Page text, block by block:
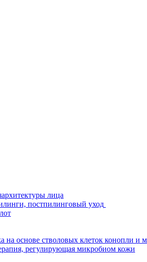
лица
постпилинговый уход
на основе стволовых клеток конопли и
регулирующая микробиом кожи